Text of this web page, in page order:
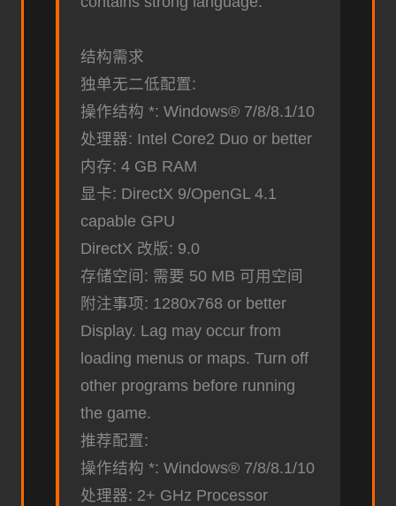
结构需求
独单无二低配置:
操作结构 *: Windows® 7/8/8.1/10
处理器: Intel Core2 Duo or better
内存: 4 GB RAM
显卡: DirectX 9/OpenGL 4.1
capable GPU
DirectX 改版: 9.0
存储空间: 需要 50 MB 可用空间
附注事项: 1280x768 or better
Display. Lag may occur from
loading menus or maps. Turn off
other programs before running
the game.
推荐配置:
操作结构 *: Windows® 7/8/8.1/10
处理器: 2+ GHz Processor